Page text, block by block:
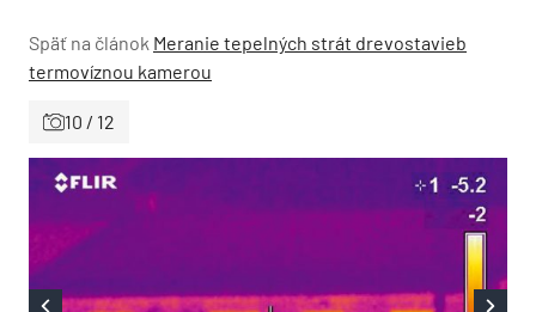
Späť na článok Meranie tepelných strát drevostavieb
termovíznou kamerou
10 / 12